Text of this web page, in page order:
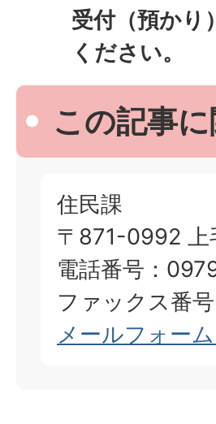
受付（預かり
ください。
この記事
住民課
〒871-0992 上
電話番号：
ファックス番
メールフォー